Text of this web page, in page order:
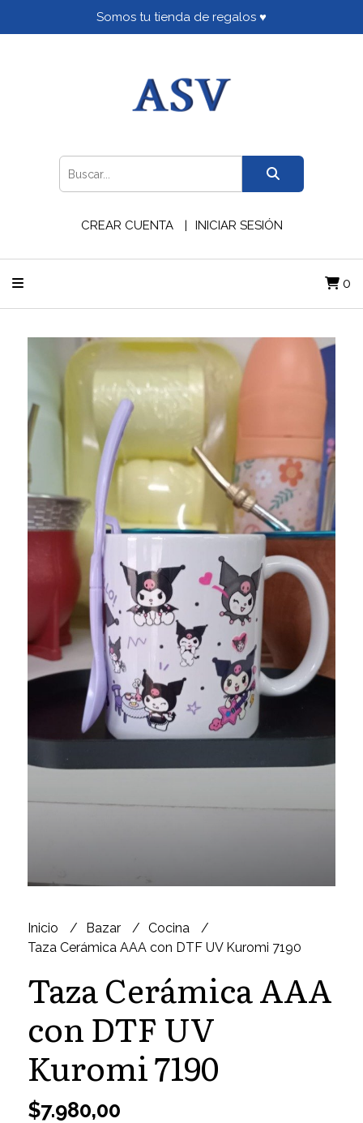
Somos tu tienda de regalos ♥
CREAR CUENTA INICIAR SESIÓN
0
Inicio Bazar
Cocina
Taza Cerámica AAA con DTF UV Kuromi 7190
Taza Cerámica AAA
con DTF UV
Kuromi 7190
$7.980,00